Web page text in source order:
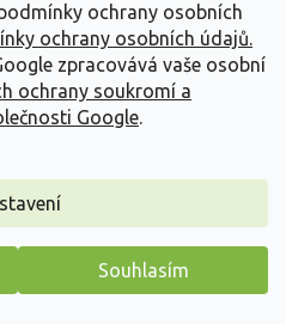
ochrany osobních
ochrany osobních údajů.
zpracovává vaše osobní
ochrany soukromí a
Google.
Souhlasím
nebo'Bright Blue')
je mnohem dlouhověkovější
nezničitelná klasika:
a její kultivary jako
jsou slimáci. Pokud s
malý dárek